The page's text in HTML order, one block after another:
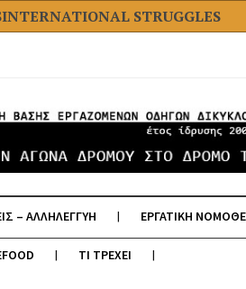
INTERNATIONAL STRUGGLES
– ΑΛΛΗΛΕΓΓΥΗ ΕΡΓΑΤΙΚΗ
ΤΙ ΤΡΕΧΕΙ